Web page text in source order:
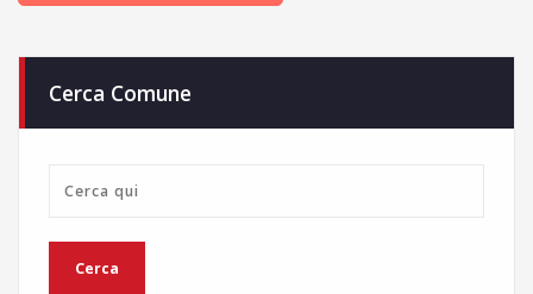
Cerca Comune